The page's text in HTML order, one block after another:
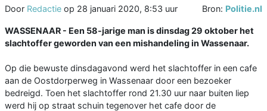
Door Redactie op 28 januari 2020, 8:53 uur Bron: Politie.nl
WASSENAAR - Een 58-jarige man is dinsdag 29 oktober het
slachtoffer geworden van een mishandeling in Wassenaar.
Op die bewuste dinsdagavond werd het slachtoffer in een cafe
aan de Oostdorperweg in Wassenaar door een bezoeker
bedreigd. Toen het slachtoffer rond 21.30 uur naar buiten liep
werd hij op straat schuin tegenover het cafe door de